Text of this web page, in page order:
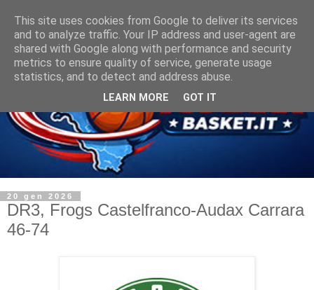
20 gen 2026
DR3, Frogs Castelfranco-Audax Carrara
46-74
This site uses cookies from Google to deliver its services
and to analyze traffic. Your IP address and user-agent are
shared with Google along with performance and security
metrics to ensure quality of service, generate usage
statistics, and to detect and address abuse.
LEARN MORE GOT IT